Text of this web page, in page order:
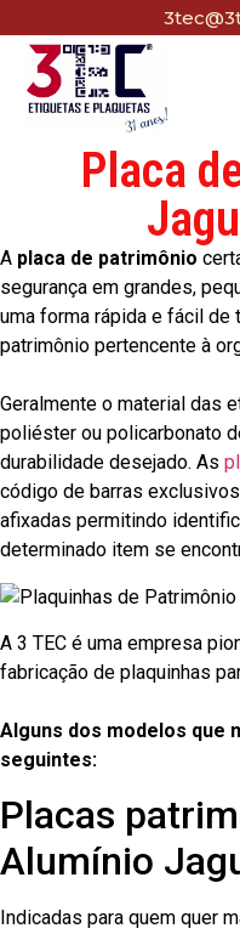
Placa
A placa de patrimônio
segurança em grandes,
uma forma rápida e fácil
patrimônio pertencente à
Geralmente o material das
poliéster ou policarbonato
durabilidade desejado. As
código de barras
afixadas permitindo
determinado item se
A 3 TEC é uma empresa
fabricação de plaquinhas
Alguns dos modelos que
seguintes:
Placas
Alumínio
Indicadas para quem quer